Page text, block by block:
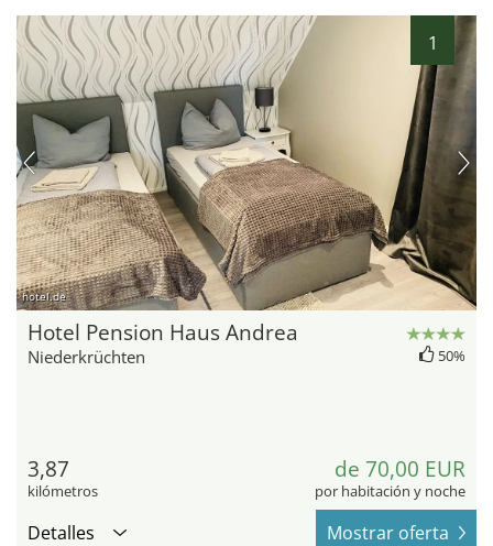
1
hotel.de
Hotel Pension Haus Andrea
Niederkrüchten 50%
3,87
kilómetros
de 70,00 EUR
por habitación y noche
Detalles Mostrar oferta